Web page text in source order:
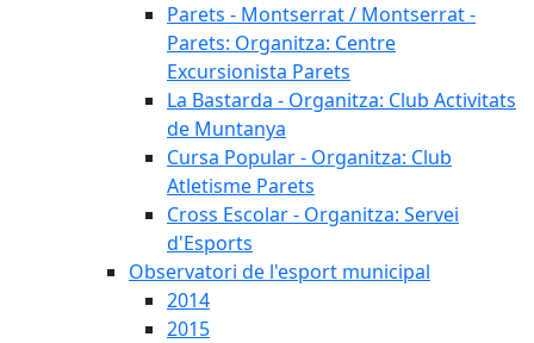
Parets - Montserrat / Montserrat -
Parets: Organitza: Centre
Excursionista Parets
La Bastarda - Organitza: Club Activitats
de Muntanya
Cursa Popular - Organitza: Club
Atletisme Parets
Cross Escolar - Organitza: Servei
d'Esports
Observatori de l'esport municipal
2014
2015